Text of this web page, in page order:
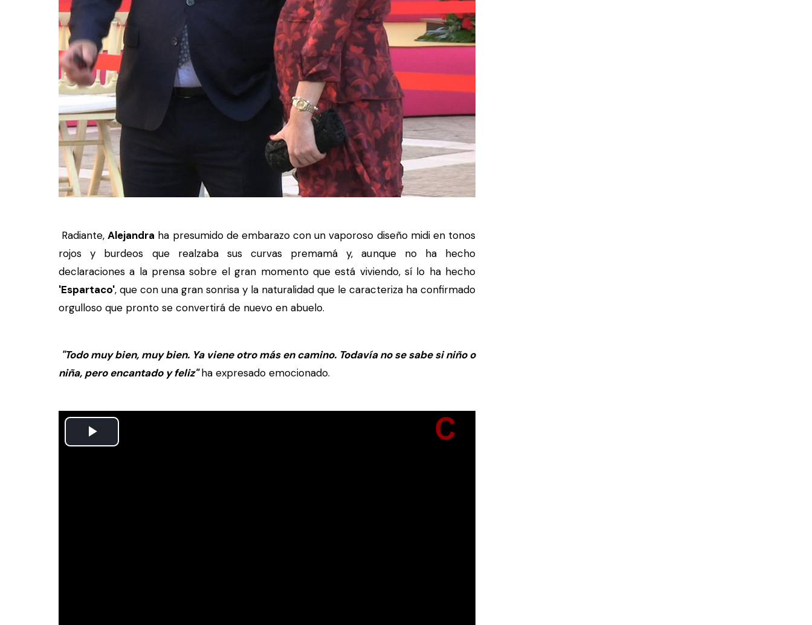
Radiante,Alejandra ha presumido de embarazo con un vaporoso diseño midi en tonos
rojos y burdeos que realzaba sus curvas premamá y, aunque no ha hecho
declaraciones a la prensa sobre el gran momento que está viviendo, sí lo ha hecho
'Espartaco', que con una gran sonrisa y la naturalidad que le caracteriza ha confirmado
orgulloso que pronto se convertirá de nuevo en abuelo.
"Todo muy bien, muy bien. Ya viene otro más en camino. Todavía no se sabe si niño o
niña, pero encantado y feliz"ha expresado emocionado.